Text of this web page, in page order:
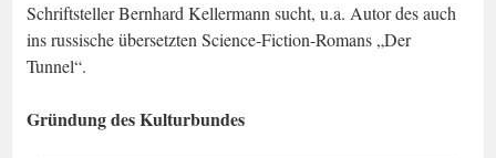
Schriftsteller Bernhard Kellermann sucht, u.a. Autor des auch
ins russische übersetzten Science-Fiction-Romans „Der
Tunnel“.
Gründung des Kulturbundes